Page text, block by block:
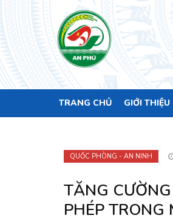
Main
navigation
TRANG CHỦ GIỚI THIỆU
QUỐC PHÒNG - AN NINH
TĂNG
PHÉP